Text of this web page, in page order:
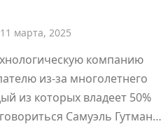
11 марта, 2025
компанию
из-за многолетнего
из которых владеет 50%
Самуэль Гутман…